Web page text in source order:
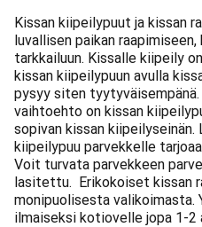
Kissan kiipeilypuut ja kissan
luvallisen paikan
tarkkailuun. Kissalle kiipeily
kissan kiipeilypuun avulla
pysyy siten
vaihtoehto on kissan
sopivan kissan kiipeilyseinän.
kiipeilypuu parvekkelle
Voit turvata parvekkeen
lasitettu. Erikokoiset kissan
monipuolisesta
ilmaiseksi kotiovelle jopa 1-2